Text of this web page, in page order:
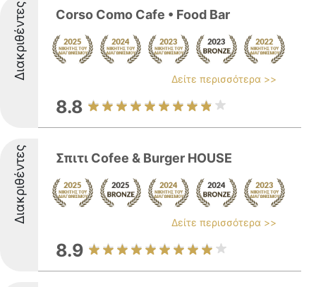
Διακριθέντες Corso Como Cafe • Food Bar
Δείτε περισσότερα >>
8.8
Διακριθέντες Σπιτι Cofee & Burger HOUSE
Δείτε περισσότερα >>
8.9